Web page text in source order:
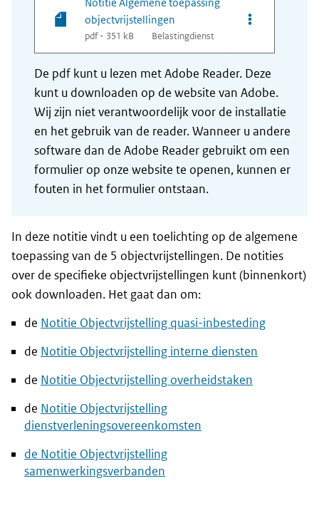
objectvrijstellingen
pdf - 351 kB Belastingdienst
Opties van
De pdf kunt u lezen met Adobe Reader. Deze
kunt u downloaden op de website van Adobe.
Wij zijn niet verantwoordelijk voor de installatie
en het gebruik van de reader. Wanneer u andere
software dan de Adobe Reader gebruikt om een
formulier op onze website te openen, kunnen er
fouten in het formulier ontstaan.
In deze notitie vindt u een toelichting op de algemene
toepassing van de 5 objectvrijstellingen. De notities
over de specifieke objectvrijstellingen kunt (binnenkort)
ook downloaden. Het gaat dan om:
de Notitie Objectvrijstelling quasi-inbesteding
de Notitie Objectvrijstelling interne diensten
de Notitie Objectvrijstelling overheidstaken
de Notitie Objectvrijstelling
dienstverleningsovereenkomsten
de Notitie Objectvrijstelling
samenwerkingsverbanden